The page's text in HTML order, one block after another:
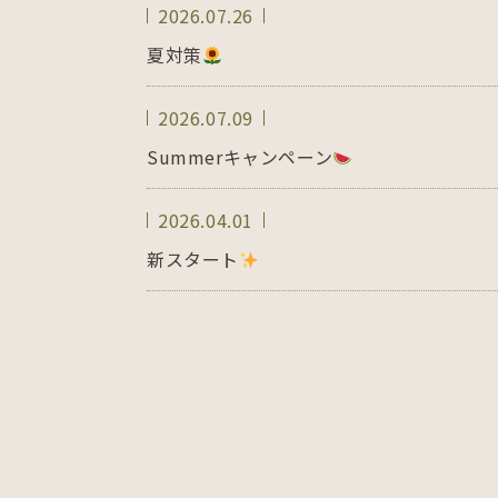
2026.07.26
夏対策
2026.07.09
Summerキャンペーン
2026.04.01
新スタート